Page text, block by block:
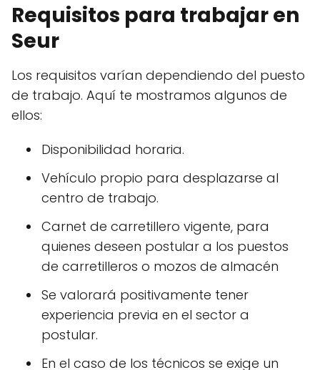
Requisitos para trabajar en
Seur
Los requisitos varían dependiendo del puesto
de trabajo. Aquí te mostramos algunos de
ellos:
Disponibilidad horaria.
Vehículo propio para desplazarse al
centro de trabajo.
Carnet de carretillero vigente, para
quienes deseen postular a los puestos
de carretilleros o mozos de almacén
Se valorará positivamente tener
experiencia previa en el sector a
postular.
En el caso de los técnicos se exige un